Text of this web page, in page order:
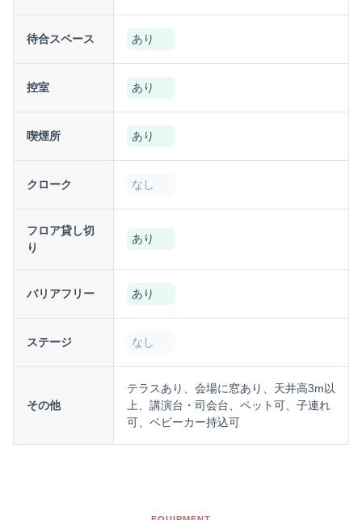
待合スペース あり
控室 あり
喫煙所 あり
クローク なし
フロア貸し切
り
あり
バリアフリー あり
ステージ なし
その他
テラスあり、会場に窓あり、天井高3m以
上、講演台・司会台、ペット可、子連れ
可、ベビーカー持込可